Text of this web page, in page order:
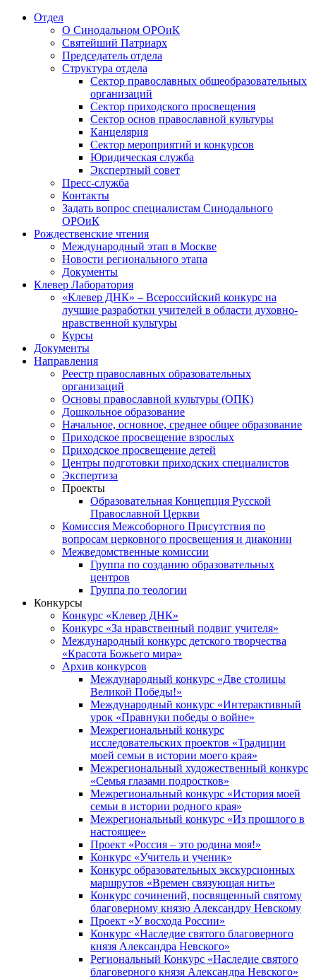
Отдел
О Синодальном ОРОиК
Святейший Патриарх
Председатель отдела
Структура отдела
Сектор православных общеобразовательных
организаций
Сектор приходского просвещения
Сектор основ православной культуры
Канцелярия
Сектор мероприятий и конкурсов
Юридическая служба
Экспертный совет
Пресс-служба
Контакты
Задать вопрос специалистам Синодального
ОРОиК
Рождественские чтения
Международный этап в Москве
Новости регионального этапа
Документы
Клевер Лаборатория
«Клевер ДНК» – Всероссийский конкурс на
лучшие разработки учителей в области духовно-
нравственной культуры
Курсы
Документы
Направления
Реестр православных образовательных
организаций
Основы православной культуры (ОПК)
Дошкольное образование
Начальное, основное, среднее общее образование
Приходское просвещение взрослых
Приходское просвещение детей
Центры подготовки приходских специалистов
Экспертиза
Проекты
Образовательная Концепция Русской
Православной Церкви
Комиссия Межсоборного Присутствия по
вопросам церковного просвещения и диаконии
Межведомственные комиссии
Группа по созданию образовательных
центров
Группа по теологии
Конкурсы
Конкурс «Клевер ДНК»
Конкурс «За нравственный подвиг учителя»
Международный конкурс детского творчества
«Красота Божьего мира»
Архив конкурсов
Международный конкурс «Две столицы
Великой Победы!»
Международный конкурс «Интерактивный
урок «Правнуки победы о войне»
Межрегиональный конкурс
исследовательских проектов «Традиции
моей семьи в истории моего края»
Межрегиональный художественный конкурс
«Семья глазами подростков»
Межрегиональный конкурс «История моей
семьи в истории родного края»
Межрегиональный конкурс «Из прошлого в
настоящее»
Проект «Россия – это родина моя!»
Конкурс «Учитель и ученик»
Конкурс образовательных экскурсионных
маршрутов «Времен связующая нить»
Конкурс сочинений, посвященный святому
благоверному князю Александру Невскому
Проект «У восхода России»
Конкурс «Наследие святого благоверного
князя Александра Невского»
Региональный Конкурс «Наследие святого
благоверного князя Александра Невского»